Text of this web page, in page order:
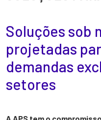
Soluções sob
projetadas
demandas
setores